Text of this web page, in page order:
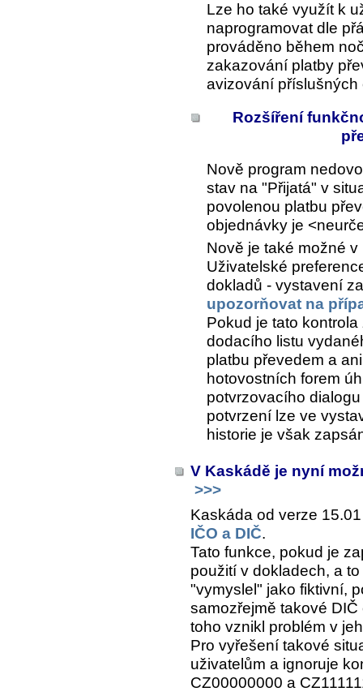
Lze ho také využít k
naprogramovat dle
prováděno během
zakazování platby
avizování
Rozšíření
Nově program
stav na "Přijatá" v
povolenou platbu
objednávky je
Nově je také možné v
Uživatelské
dokladů - vystavení
upozorňovat na
Pokud je tato
dodacího listu
platbu převedem a
hotovostních forem
potvrzovacího
potvrzení lze ve
historie je však
V Kaskádě je nyní
>>>
Kaskáda od verze
IČO a DIČ.
Tato funkce, pokud je
použití v dokladech, a
"vymyslel" jako fiktivní,
samozřejmě takové
toho vznikl problém v
Pro vyřešení takové
uživatelům a ignoruje
CZ00000000 a